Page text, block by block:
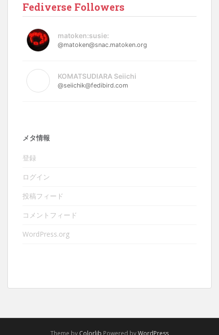
Fediverse Followers
matoken:susie:
@matoken@snac.matoken.org
KOMATSUDIARA Seiichi
@seiichik@fedibird.com
メタ情報
登録
ログイン
投稿フィード
コメントフィード
WordPress.org